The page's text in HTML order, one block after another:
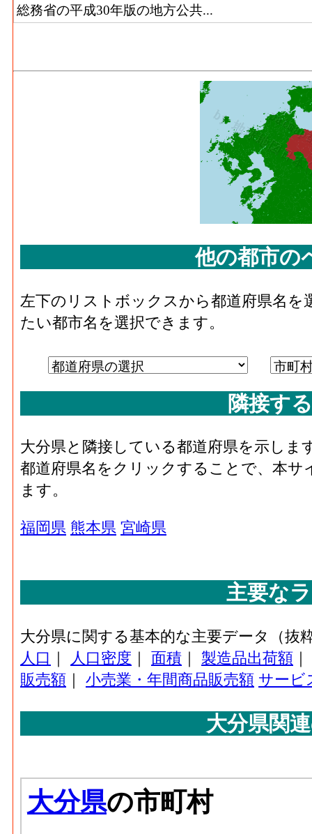
総務省の平成30年版の地方公共...
他の都市の
左下のリストボックスから都道府県名
たい都市名を選択できます。
隣接す
大分県と隣接している都道府県を示しま
都道府県名をクリックすることで、本
ます。
福岡県 熊本県 宮崎県
主要な
大分県に関する基本的な主要データ（
人口 ｜ 人口密度 ｜ 面積 ｜ 製造品出荷額 ｜
販売額 ｜ 小売業・年間商品販売額 サービ
大分県関